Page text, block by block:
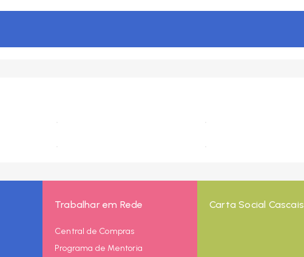
Trabalhar em Rede
Central de Compras
Programa de Mentoria
Carta Social Cascais